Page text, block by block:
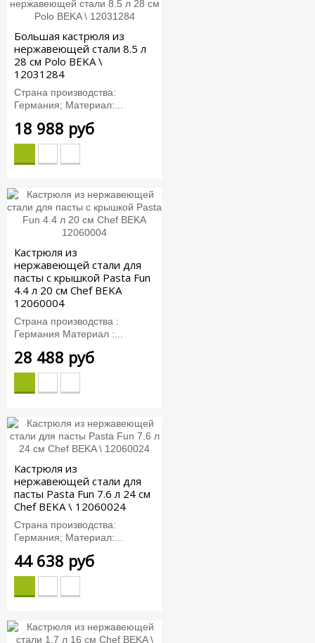
Большая кастрюля из
нержавеющей стали 8.5 л
28 см Polo BEKA \
12031284
Страна производства:
Германия; Материал:...
18 988 руб
Кастрюля из
нержавеющей стали для
пасты с крышкой Pasta Fun
4.4 л 20 см Chef BEKA
12060004
Страна производства :
Германия Материал :...
28 488 руб
Кастрюля из
нержавеющей стали для
пасты Pasta Fun 7.6 л 24 см
Chef BEKA \ 12060024
Страна производства:
Германия; Материал:...
44 638 руб